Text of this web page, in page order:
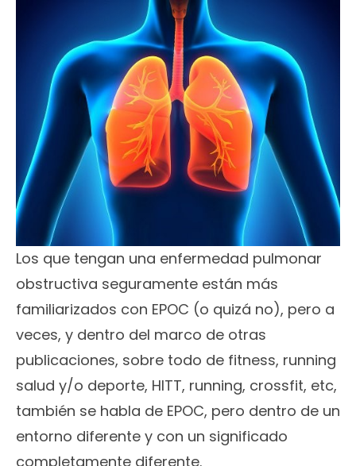
Los que tengan una enfermedad pulmonar
obstructiva seguramente están más
familiarizados con EPOC (o quizá no), pero a
veces, y dentro del marco de otras
publicaciones, sobre todo de fitness, running
salud y/o deporte, HITT, running, crossfit, etc,
también se habla de EPOC, pero dentro de un
entorno diferente y con un significado
completamente diferente.